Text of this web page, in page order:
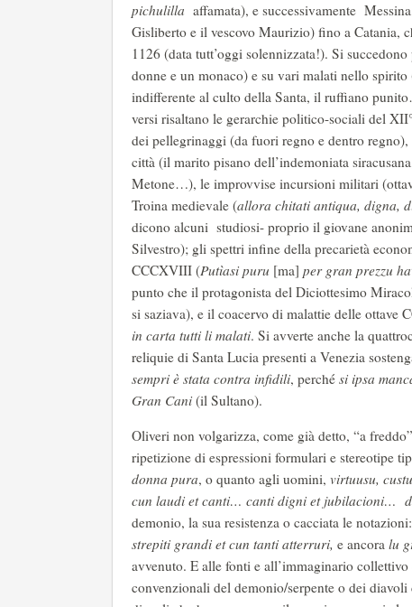
pichulilla affamata), e successivamente
Gisliberto e il vescovo Maurizio) fino a Catania,
1126 (data tutt’oggi solennizzata!). Si
donne e un monaco) e su vari malati nello
indifferente al culto della Santa, il ruffiano
versi risaltano le gerarchie politico-sociali del
dei pellegrinaggi (da fuori regno e dentro
città (il marito pisano dell’indemoniata
Metone…), le improvvise incursioni militari
Troina medievale (allora chitati antiqua, digna,
dicono alcuni studiosi- proprio il giovane
Silvestro); gli spettri infine della precarietà
CCCXVIII (Putìasi puru [ma] per gran prezzu
punto che il protagonista del Diciottesimo
si saziava), e il coacervo di malattie delle ottave
in carta tutti li malati. Si avverte anche la
reliquie di Santa Lucia presenti a Venezia
sempri è stata contra infidili, perché si ipsa
Gran Cani (il Sultano).
Oliveri non volgarizza, come già detto, “a
ripetizione di espressioni formulari e stereotipe
donna pura, o quanto agli uomini, virtuusu,
cun laudi et canti… canti digni et jubilacioni…
demonio, la sua resistenza o cacciata le notazioni:
strepiti grandi et cun tanti atterruri, e ancora lu
avvenuto. E alle fonti e all’immaginario
convenzionali del demonio/serpente o dei